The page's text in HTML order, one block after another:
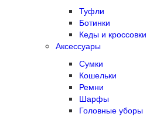
Туфли
Ботинки
Кеды и кроссовки
Аксессуары
Сумки
Кошельки
Ремни
Шарфы
Головные уборы